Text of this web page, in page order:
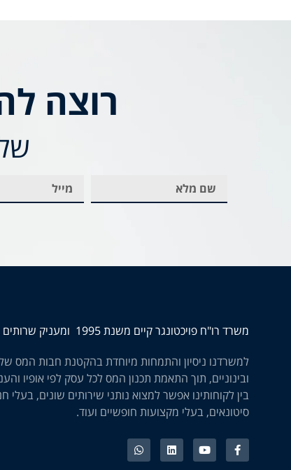
רוצה
משרד רו"ח פויכטונגר קיים משנת 1995 ומעניק שרותים בפריסה ארצית
למשרדנו ניסיון והתמחות מיוחדת בהקטנת חבות המס
ובינוניים, תוך התאמת תכנון המס לכל עסק לפי אופיו
בין לקוחותינו אפשר למצוא נותני שירותים שונים, בעלי
סיטונאים, בעלי מקצועות חופשיים ועוד.